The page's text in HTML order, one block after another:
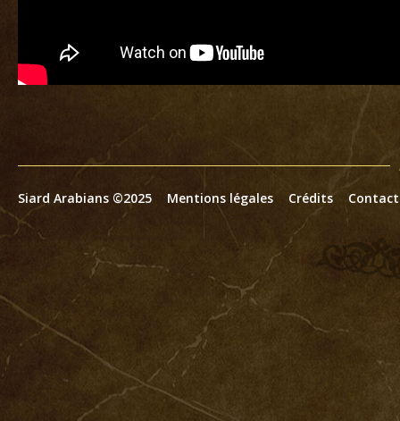
Siard Arabians ©2025 Mentions légales Crédits Contact